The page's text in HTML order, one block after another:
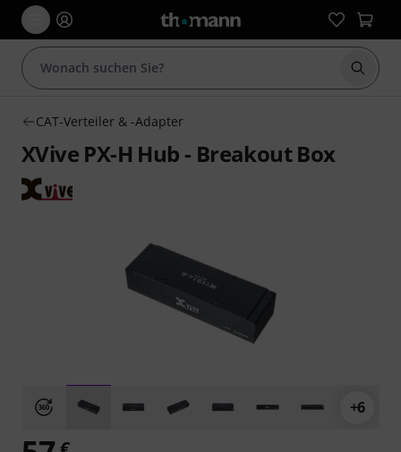
Suche
CAT-Verteiler & -Adapter
XVive PX-H Hub - Breakout Box
+6